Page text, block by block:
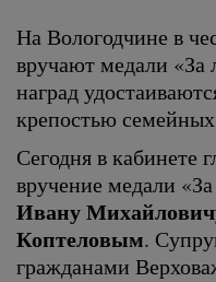
На Вологодчине в
вручают медали «За
наград
крепостью
Сегодня в кабинете
вручение медали
Ивану
Коптеловым.
гражданами